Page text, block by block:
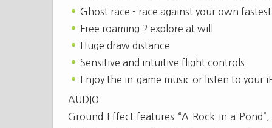
Ghost race - race against your own
Free roaming ? explore at will
Huge draw distance
Sensitive and intuitive flight controls
Enjoy the in-game music or listen to your
AUDIO
Ground Effect features “A Rock in a